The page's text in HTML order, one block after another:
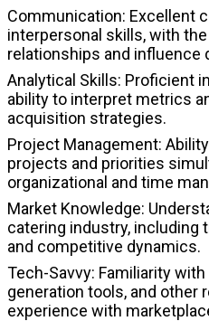
Communication: Excellent
interpersonal skills, with
relationships and influence
Analytical Skills: Proficient
ability to interpret metrics
acquisition strategies.
Project Management:
projects and priorities
organizational and time
Market Knowledge:
catering industry, including
and competitive dynamics.
Tech-Savvy: Familiarity
generation tools, and other
experience with